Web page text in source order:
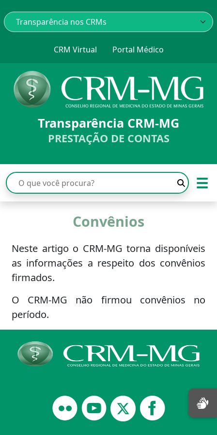
CRM Virtual Portal Médico
Transparência CRM-MG
PRESTAÇÃO DE CONTAS
☰
Convênios
Neste artigo o CRM-MG torna disponíveis
as informações a respeito dos convênios
firmados.
O CRM-MG não firmou convênios no
período.